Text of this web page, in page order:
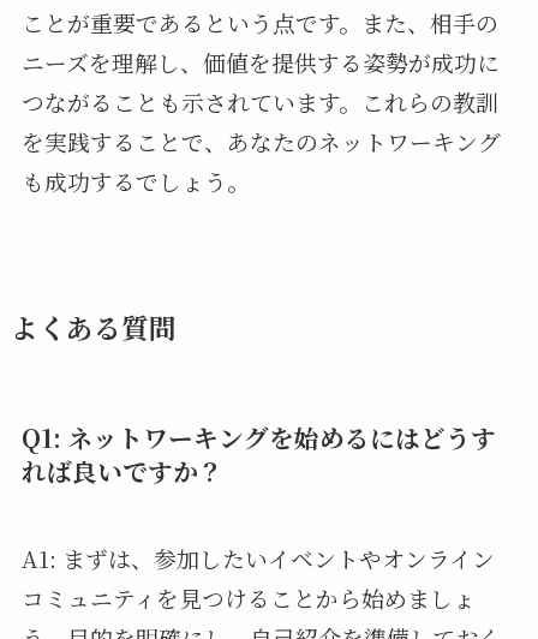
ことが重要であるという点です。また、相手の
ニーズを理解し、価値を提供する姿勢が成功に
つながることも示されています。これらの教訓
を実践することで、あなたのネットワーキング
も成功するでしょう。
よくある質問
Q1: ネットワーキングを始めるにはどうす
れば良いですか？
A1: まずは、参加したいイベントやオンライン
コミュニティを見つけることから始めましょ